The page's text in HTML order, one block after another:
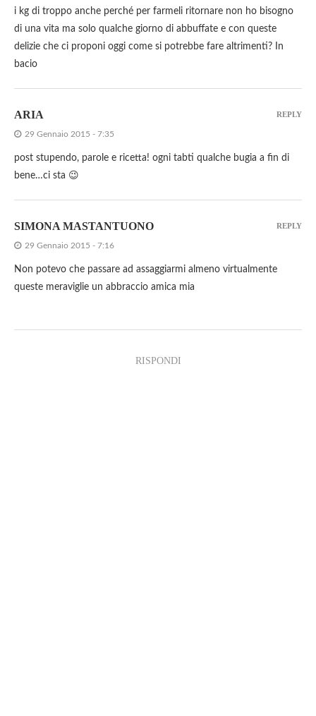
i kg di troppo anche perché per farmeli ritornare non ho bisogno
di una vita ma solo qualche giorno di abbuffate e con queste
delizie che ci proponi oggi come si potrebbe fare altrimenti? In
bacio
ARIA
29 Gennaio 2015 - 7:35
post stupendo, parole e ricetta! ogni tabti qualche bugia a fin di
bene…ci sta 😉
REPLY
SIMONA MASTANTUONO
29 Gennaio 2015 - 7:16
Non potevo che passare ad assaggiarmi almeno virtualmente
queste meraviglie un abbraccio amica mia
REPLY
RISPONDI